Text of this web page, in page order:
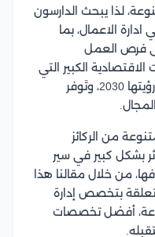
لذا يبحث الدارسون
الاعمال، بما
فرص العمل
الكبير التي
تشهدها المملكة في إطار تحقيق رؤيتها 2030، وتَوفر
من الركائز
بشكل كبير في سير
من خلال مقالنا هذا
بتخصص إدارة
أفضل تخصصات